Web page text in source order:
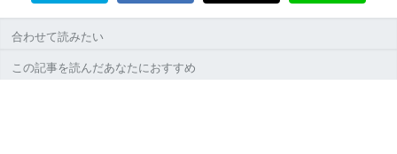
合わせて読みたい
この記事を読んだあなたにおすすめ